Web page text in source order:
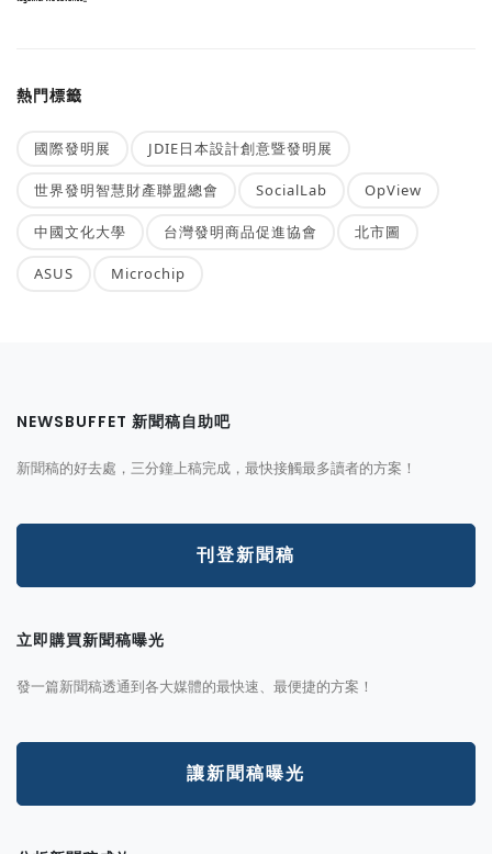
熱門標籤
國際發明展 JDIE日本設計創意暨發明展
世界發明智慧財產聯盟總會 SocialLab OpView
中國文化大學 台灣發明商品促進協會 北市圖
ASUS Microchip
NEWSBUFFET 新聞稿自助吧
新聞稿的好去處，三分鐘上稿完成，最快接觸最多讀者的方案！
刊登新聞稿
立即購買新聞稿曝光
發一篇新聞稿透通到各大媒體的最快速、最便捷的方案！
讓新聞稿曝光